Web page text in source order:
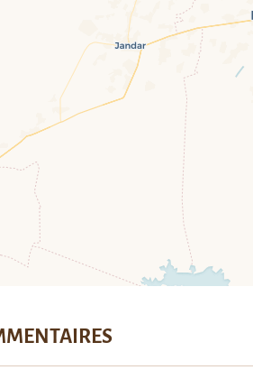
If you see this after your